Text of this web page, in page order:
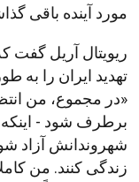
مورد آینده باقی
ریویتال آریل گفت
«در مجموع، من
برطرف شود - اینکه
شهروندانش آزاد
زندگی کنند. من